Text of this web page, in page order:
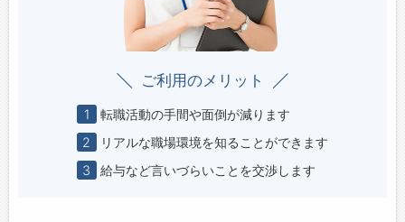
ご利用のメリット
1
転職活動の手間や面倒が減ります
2
リアルな職場環境を知ることができます
3
給与など言いづらいことを交渉します